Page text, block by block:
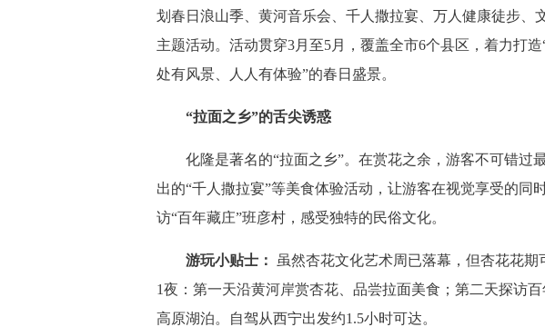
划春日浪山季、黄河音乐会、千人撒拉宴、万人健康徒步、
主题活动。活动贯穿3月至5月，覆盖全市6个县区，着力打
处有风景、人人有体验”的春日盛景。
“拉面之乡”的舌尖诱惑
化隆是著名的“拉面之乡”。在赏花之余，游客不可错过
出的“千人撒拉宴”等美食体验活动，让游客在视觉享受的同
访“百年藏庄”班彦村，感受独特的民俗文化。
游玩小贴士：
虽然杏花文化艺术周已落幕，但杏花花
1夜：第一天沿黄河岸赏杏花、品尝拉面美食；第二天探访
高原湖泊。自驾从西宁出发约1.5小时可达。